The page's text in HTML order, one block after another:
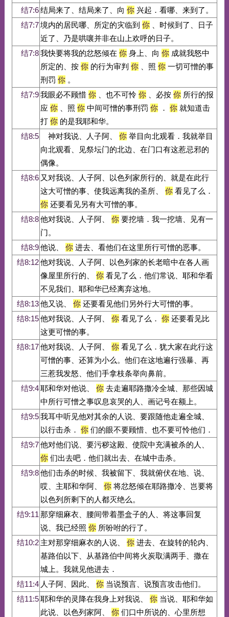
结7:6结局来了、结局来了、向 你兴起．看哪、来到了。
结7:7境内的居民哪、所定的灾临到 你、时候到了、日子
近了、乃是哄嚷并非在山上欢呼的日子。
结7:8我快要将我的忿怒倾在 你身上、向 你成就我怒中
所定的、按 你的行为审判 你、照 你一切可憎的事
刑罚 你。
结7:9我眼必不顾惜 你、也不可怜 你、必按 你所行的报
应 你、照 你中间可憎的事刑罚 你． 你就知道击
打 你的是我耶和华。
结8:5
神对我说、人子阿、 你举目向北观看．我就举目
向北观看、见祭坛门的北边、在门口有这惹忌邪的
偶像。
结8:6 又对我说、人子阿、以色列家所行的、就是在此行
这大可憎的事、使我远离我的圣所、
你看见了么．
你还要看见另有大可憎的事。
结8:8他对我说、人子阿、 你要挖墙．我一挖墙、见有一
门。
结8:9他说、 你进去、看他们在这里所行可憎的恶事。
结8:12他对我说、人子阿、以色列家的长老暗中在各人画
像屋里所行的、
你看见了么．他们常说、耶和华看
不见我们、耶和华已经离弃这地。
结8:13他又说、 你还要看见他们另外行大可憎的事。
结8:15他对我说、人子阿、 你看见了么． 你还要看见比
这更可憎的事。
结8:17他对我说、人子阿、 你看见了么．犹大家在此行这
可憎的事、还算为小么。他们在这地遍行强暴、再
三惹我发怒、他们手拿枝条举向鼻前。
结9:4耶和华对他说、 你去走遍耶路撒冷全城、那些因城
中所行可憎之事叹息哀哭的人、画记号在额上。
结9:5我耳中听见他对其余的人说、要跟随他走遍全城、
以行击杀． 你们的眼不要顾惜、也不要可怜他们．
结9:7他对他们说、要污秽这殿、使院中充满被杀的人、
你们出去吧．他们就出去、在城中击杀。
结9:8他们击杀的时候、我被留下、我就俯伏在地、说、
哎、主耶和华阿、
你将忿怒倾在耶路撒冷、岂要将
以色列所剩下的人都灭绝么。
结9:11 那穿细麻衣、腰间带着墨盒子的人、将这事回复
说、我已经照 你所吩咐的行了。
结10:2 主对那穿细麻衣的人说、 你进去、在旋转的轮内、
基路伯以下、从基路伯中间将火炭取满两手、撒在
城上。我就见他进去．
结11:4 人子阿、因此、 你当说预言、说预言攻击他们。
结11:5耶和华的灵降在我身上对我说、 你当说、耶和华如
此说、以色列家阿、
你们口中所说的、心里所想